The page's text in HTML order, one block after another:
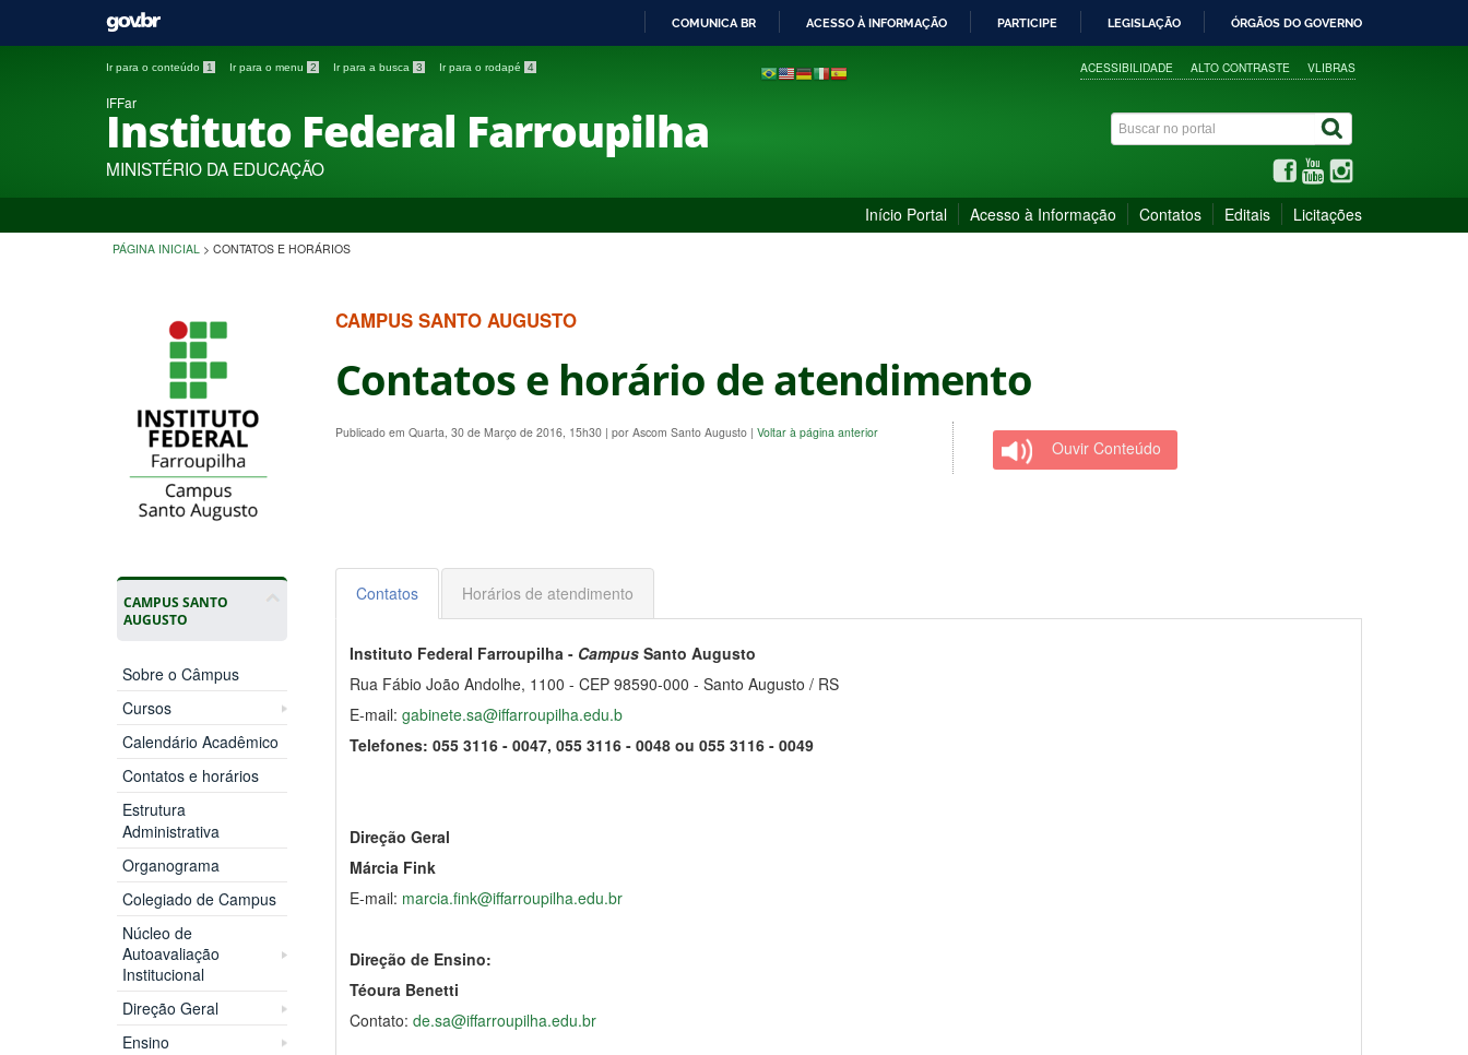
PARA
COMUNICA BR ACESSO À INFORMAÇÃO PARTICIPE LEGISLAÇÃO ÓRGÃOS DO GOVERNO
Ir para o conteúdo 1 Ir para o menu 2 Ir para a busca 3 Ir para o rodapé 4 ACESSIBILIDADE ALTO CONTRASTE VLIBRAS
IFFar
Instituto Federal Farroupilha
MINISTÉRIO DA EDUCAÇÃO
Início Portal Acesso à Informação Contatos Editais Licitações
PÁGINA INICIAL > CONTATOS E HORÁRIOS
CAMPUS SANTO
AUGUSTO
Sobre o Câmpus
Cursos
Calendário Acadêmico
Contatos e horários
Estrutura
Administrativa
Organograma
Colegiado de Campus
Núcleo de
Autoavaliação
Institucional
Direção Geral
Ensino
CAMPUS SANTO AUGUSTO
Contatos e horário de atendimento
Publicado em Quarta, 30 de Março de 2016, 15h30 | por Ascom Santo Augusto | Voltar à página anterior
Ouvir Conteúdo
Contatos Horários de atendimento
Instituto Federal Farroupilha - Campus Santo Augusto
Rua Fábio João Andolhe, 1100 - CEP 98590-000 - Santo Augusto / RS
E-mail: gabinete.sa@iffarroupilha.edu.b
Telefones: 055 3116 - 0047, 055 3116 - 0048 ou 055 3116 - 0049
Direção Geral
Márcia Fink
E-mail: marcia.fink@iffarroupilha.edu.br
Direção de Ensino:
Téoura Benetti
Contato: de.sa@iffarroupilha.edu.br